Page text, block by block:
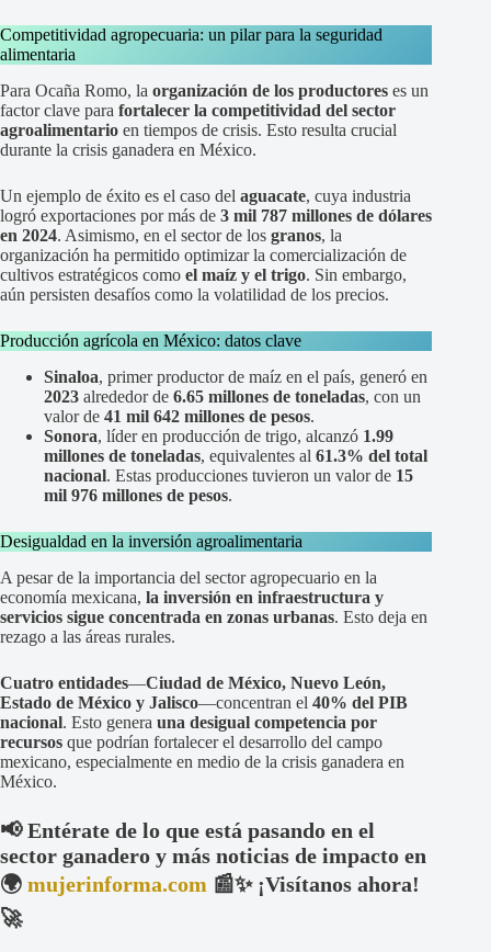
Competitividad agropecuaria: un pilar para la seguridad
alimentaria
Para Ocaña Romo, la organización de los productores es un
factor clave para fortalecer la competitividad del sector
agroalimentario en tiempos de crisis. Esto resulta crucial
durante la crisis ganadera en México.
Un ejemplo de éxito es el caso del aguacate, cuya industria
logró exportaciones por más de 3 mil 787 millones de dólares
en 2024. Asimismo, en el sector de los granos, la
organización ha permitido optimizar la comercialización de
cultivos estratégicos como el maíz y el trigo. Sin embargo,
aún persisten desafíos como la volatilidad de los precios.
Producción agrícola en México: datos clave
Sinaloa, primer productor de maíz en el país, generó en
2023 alrededor de 6.65 millones de toneladas, con un
valor de 41 mil 642 millones de pesos.
Sonora, líder en producción de trigo, alcanzó 1.99
millones de toneladas, equivalentes al 61.3% del total
nacional. Estas producciones tuvieron un valor de 15
mil 976 millones de pesos.
Desigualdad en la inversión agroalimentaria
A pesar de la importancia del sector agropecuario en la
economía mexicana, la inversión en infraestructura y
servicios sigue concentrada en zonas urbanas. Esto deja en
rezago a las áreas rurales.
Cuatro entidades—Ciudad de México, Nuevo León,
Estado de México y Jalisco—concentran el 40% del PIB
nacional. Esto genera una desigual competencia por
recursos que podrían fortalecer el desarrollo del campo
mexicano, especialmente en medio de la crisis ganadera en
México.
📢 Entérate de lo que está pasando en el
sector ganadero y más noticias de impacto en
🌍 mujerinforma.com 📰✨ ¡Visítanos ahora!
🚀